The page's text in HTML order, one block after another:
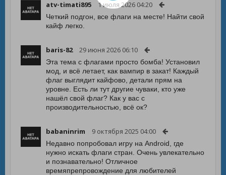
atv-timati895 1 июля 2026 04:20
Четкий подгон, все флаги на месте! Найти свой
кайф легко.
baris-82 29 июня 2026 06:10
Эта тема с флагами просто бомба! Установил
мод, и всё летает, как вампир в закат! Каждый
флаг выглядит кайфово, детали прям на
уровне. Есть ли тут другие чуваки, кто уже
нашёл свой флаг? Как у вас с
производительностью, всё ок?
babaninrim 9 октября 2025 04:00
Недавно попробовал игру на Android, где
нужно искать флаги стран. Очень увлекательно
и познавательно! Отличное
времяпрепровождение для любителей